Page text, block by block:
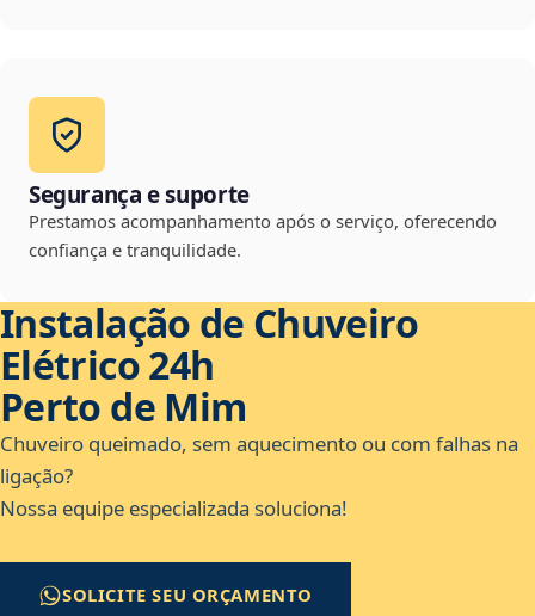
Segurança e suporte
Prestamos acompanhamento após o serviço, oferecendo
confiança e tranquilidade.
Instalação de Chuveiro
Elétrico 24h
Perto de Mim
Chuveiro queimado, sem aquecimento ou com falhas na
ligação?
Nossa equipe especializada soluciona!
SOLICITE SEU ORÇAMENTO